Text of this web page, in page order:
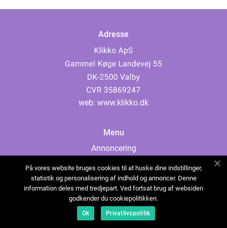
Adresse
web: www.klikko.dk
Menu
Annoncering
Cookies
Kontakt os
Sitemap
På vores website bruges cookies til at huske dine indstillinger,
statistik og personalisering af indhold og annoncer. Denne
information deles med tredjepart. Ved fortsat brug af websiden
godkender du cookiepolitikken.
Ok Privatlivspolitik